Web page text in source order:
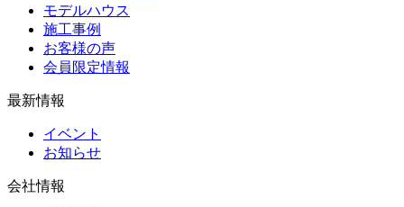
モデルハウス
施工事例
お客様の声
会員限定情報
最新情報
イベント
お知らせ
会社情報